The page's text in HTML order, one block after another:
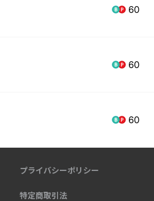
60
60
60
プライバシーポリシー
特定商取引法